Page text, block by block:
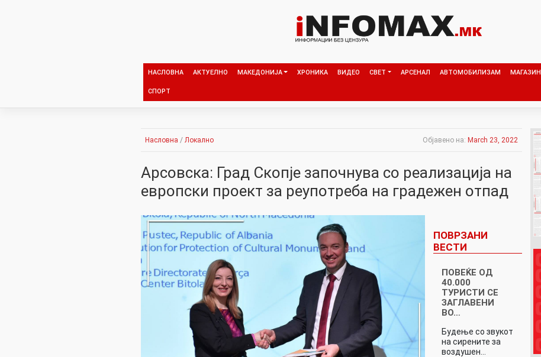
НАСЛОВНА АКТУЕЛНО МАКЕДОНИЈА ХРОНИКА ВИДЕО СВЕТ АРСЕНАЛ АВТОМОБИЛИЗАМ МАГАЗИН
СПОРТ
Насловна / Локално Објавено на: March 23, 2022
Арсовска: Град Скопје започнува со реализација на
европски проект за реупотреба на градежен отпад
ПОВРЗАНИ
ВЕСТИ
ПОВЕЌЕ ОД
40.000
ТУРИСТИ СЕ
ЗАГЛАВЕНИ
ВО…
Будење со звукот
на сирените за
воздушен…